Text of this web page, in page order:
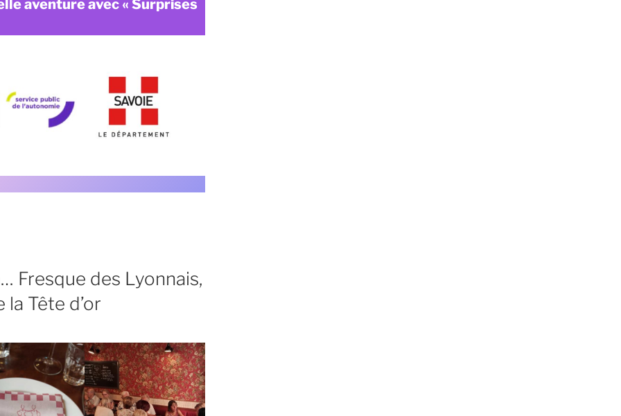
aventure avec « Surprises
Fresque des Lyonnais,
Tête d’or